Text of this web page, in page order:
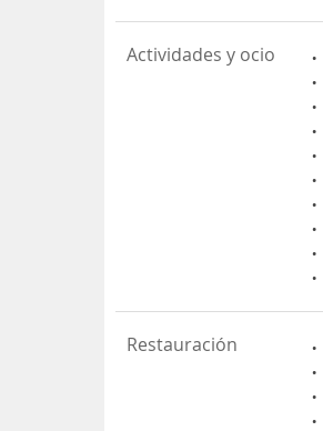
Actividades y ocio
Restauración